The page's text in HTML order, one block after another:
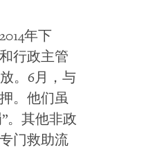
年下
行政主管
。6月，与
。他们虽
。其他非政
门救助流